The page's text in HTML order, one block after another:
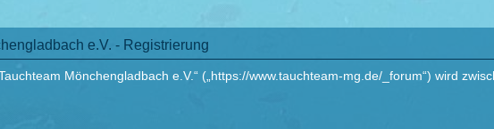
e.V. - Registrierung
Mönchengladbach e.V.“ („https://www.tauchteam-mg.de/_forum“) wird